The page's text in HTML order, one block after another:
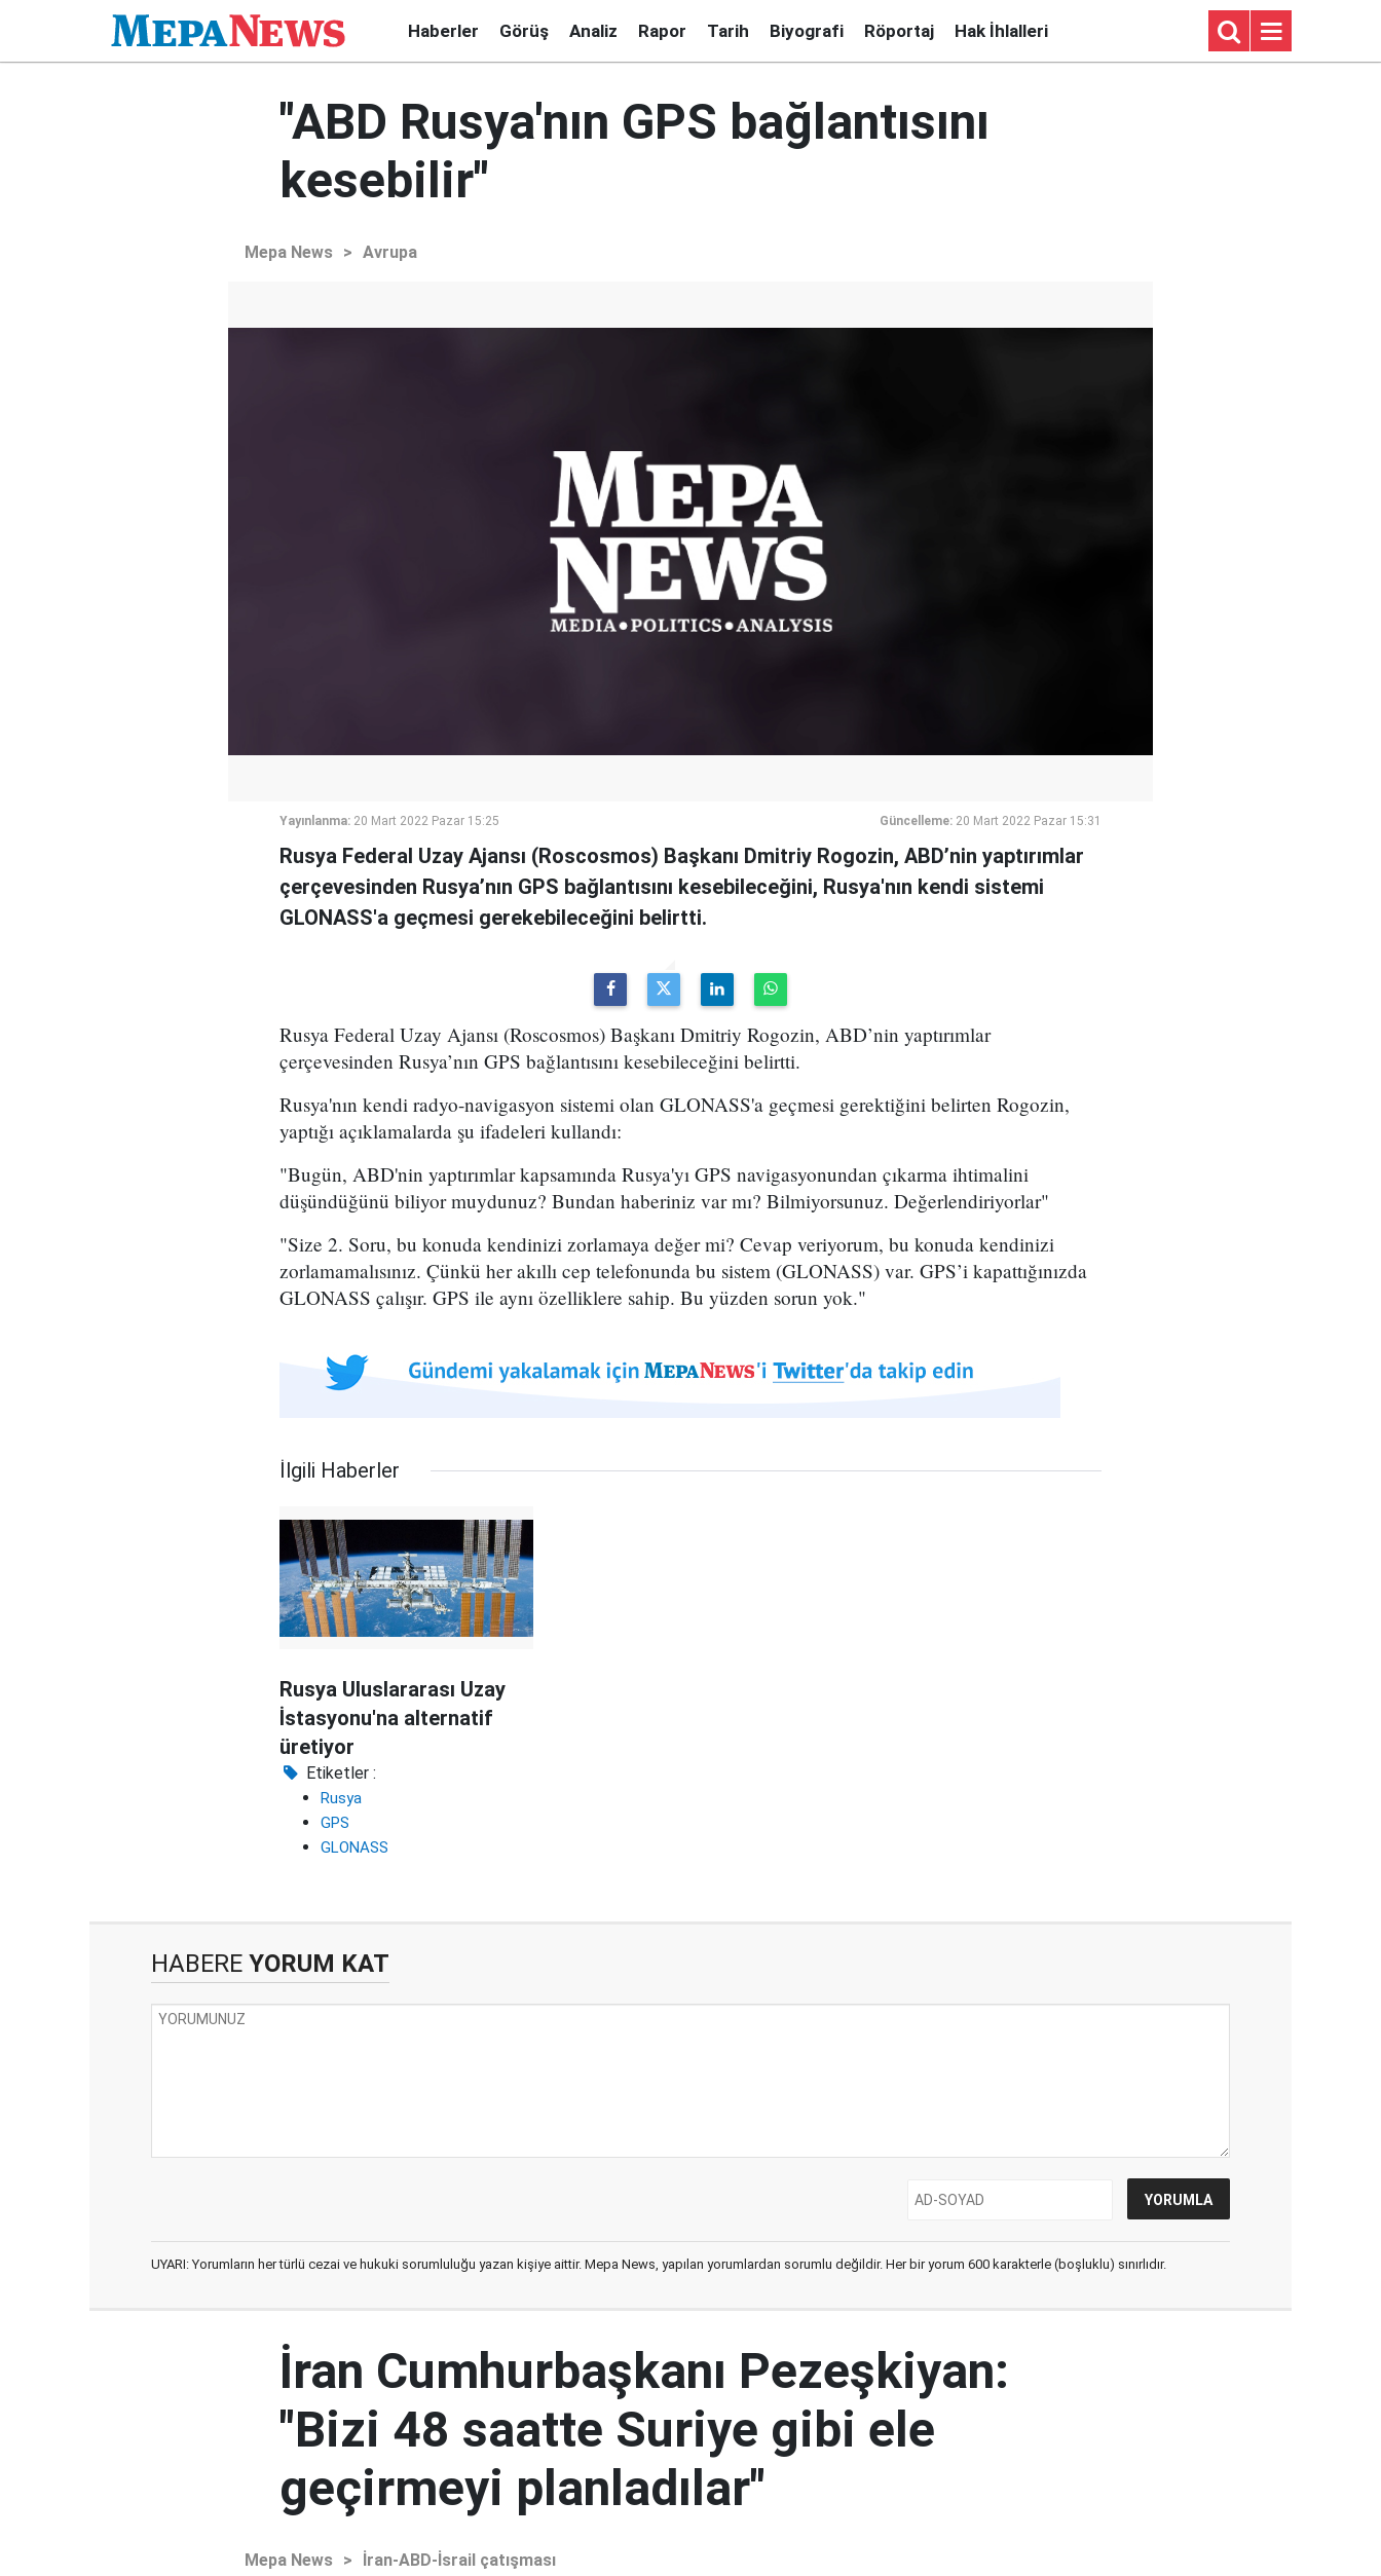
Haberler Görüş Analiz Rapor Tarih Biyografi Röportaj Hak İhlalleri
"ABD Rusya'nın GPS bağlantısını
kesebilir"
Mepa News > Avrupa
Yayınlanma: 20 Mart 2022 Pazar 15:25 Güncelleme: 20 Mart 2022 Pazar 15:31
Rusya Federal Uzay Ajansı (Roscosmos) Başkanı Dmitriy Rogozin, ABD’nin yaptırımlar
çerçevesinden Rusya’nın GPS bağlantısını kesebileceğini, Rusya'nın kendi sistemi
GLONASS'a geçmesi gerekebileceğini belirtti.
Rusya Federal Uzay Ajansı (Roscosmos) Başkanı Dmitriy Rogozin, ABD’nin yaptırımlar
çerçevesinden Rusya’nın GPS bağlantısını kesebileceğini belirtti.
Rusya'nın kendi radyo-navigasyon sistemi olan GLONASS'a geçmesi gerektiğini belirten Rogozin,
yaptığı açıklamalarda şu ifadeleri kullandı:
"Bugün, ABD'nin yaptırımlar kapsamında Rusya'yı GPS navigasyonundan çıkarma ihtimalini
düşündüğünü biliyor muydunuz? Bundan haberiniz var mı? Bilmiyorsunuz. Değerlendiriyorlar"
"Size 2. Soru, bu konuda kendinizi zorlamaya değer mi? Cevap veriyorum, bu konuda kendinizi
zorlamamalısınız. Çünkü her akıllı cep telefonunda bu sistem (GLONASS) var. GPS’i kapattığınızda
GLONASS çalışır. GPS ile aynı özelliklere sahip. Bu yüzden sorun yok."
İlgili Haberler
Rusya Uluslararası Uzay
İstasyonu'na alternatif
üretiyor
Etiketler :
Rusya
GPS
GLONASS
HABERE YORUM KAT
UYARI: Yorumların her türlü cezai ve hukuki sorumluluğu yazan kişiye aittir. Mepa News, yapılan yorumlardan sorumlu değildir. Her bir yorum 600 karakterle (boşluklu) sınırlıdır.
İran Cumhurbaşkanı Pezeşkiyan:
"Bizi 48 saatte Suriye gibi ele
geçirmeyi planladılar"
Mepa News > İran-ABD-İsrail çatışması